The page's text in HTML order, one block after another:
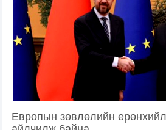
Европын зөвлөлийн